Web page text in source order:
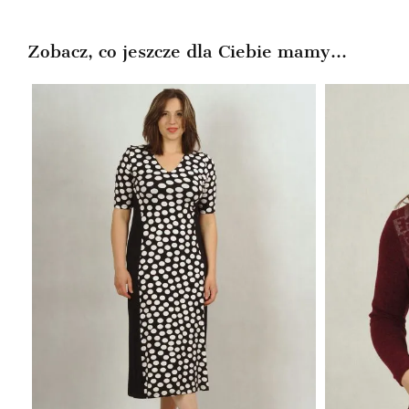
Zobacz, co jeszcze dla Ciebie mamy...